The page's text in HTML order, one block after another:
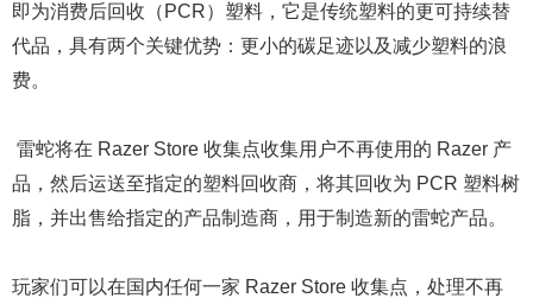
即为消费后回收（PCR）塑料，它是传统塑料的更可持续替
代品，具有两个关键优势：更小的碳足迹以及减少塑料的浪
费。
雷蛇将在 Razer Store 收集点收集用户不再使用的 Razer 产
品，然后运送至指定的塑料回收商，将其回收为 PCR 塑料树
脂，并出售给指定的产品制造商，用于制造新的雷蛇产品。
玩家们可以在国内任何一家 Razer Store 收集点，处理不再